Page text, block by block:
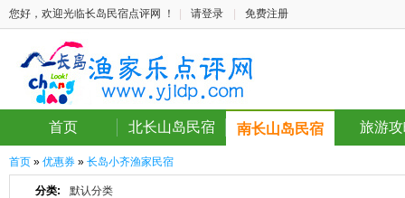
您好，欢迎光临长岛民宿点评网 ！ 请登录 免费注册
首页 北长山岛民宿 南长山岛民宿 旅游
首页 » 优惠券 » 长岛小齐渔家民宿
分类: 默认分类